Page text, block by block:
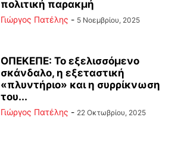
πολιτική παρακμή
Γιώργος Πατέλης - 5 Νοεμβρίου, 2025
ΟΠΕΚΕΠΕ: Το εξελισσόμενο
σκάνδαλο, η εξεταστική
«πλυντήριο» και η συρρίκνωση
του...
Γιώργος Πατέλης - 22 Οκτωβρίου, 2025